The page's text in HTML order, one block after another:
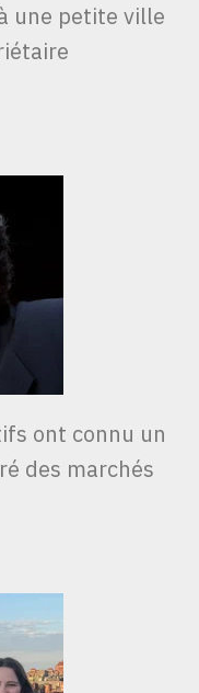
une petite ville
ont connu un
des marchés